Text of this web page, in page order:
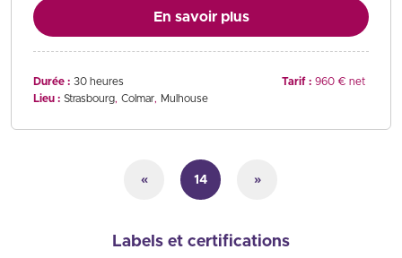
En savoir plus
Durée : 30 heures Tarif : 960 € net
Lieu : Strasbourg Colmar Mulhouse
« 14 »
Labels et certifications